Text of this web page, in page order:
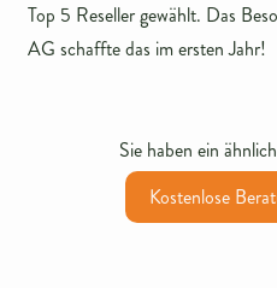
Top 5 Reseller gewählt. Das
AG schaffte das im ersten Jahr!
Sie haben ein
Kostenlose